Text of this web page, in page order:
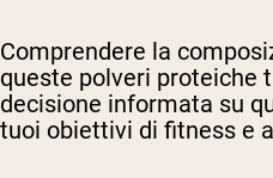
Comprendere la
queste polveri proteiche
decisione informata su
tuoi obiettivi di fitness e